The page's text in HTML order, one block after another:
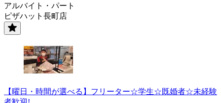
アルバイト・パート
ピザハット長町店
【曜日・時間が選べる】フリーター☆学生☆既婚者☆未経験